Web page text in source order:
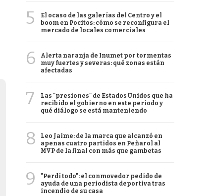
5
El ocaso de las galerías del Centro y el
boom en Pocitos: cómo se reconfigura el
mercado de locales comerciales
6
Alerta naranja de Inumet por tormentas
muy fuertes y severas: qué zonas están
afectadas
7
Las "presiones" de Estados Unidos que ha
recibido el gobierno en este período y
qué diálogo se está manteniendo
8
Leo Jaime: de la marca que alcanzó en
apenas cuatro partidos en Peñarol al
MVP de la final con más que gambetas
9
"Perdí todo": el conmovedor pedido de
ayuda de una periodista deportiva tras
incendio de su casa